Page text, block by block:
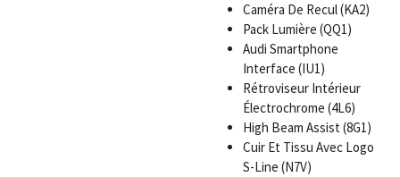
Caméra De Recul (KA2)
Pack Lumière (QQ1)
Audi Smartphone
Interface (IU1)
Rétroviseur Intérieur
Électrochrome (4L6)
High Beam Assist (8G1)
Cuir Et Tissu Avec Logo
S-Line (N7V)